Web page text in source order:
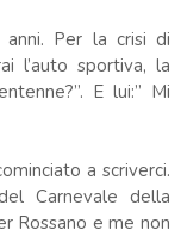
Per la crisi di
l’auto sportiva, la
E lui:” Mi
a scriverci.
Carnevale della
Rossano e me non